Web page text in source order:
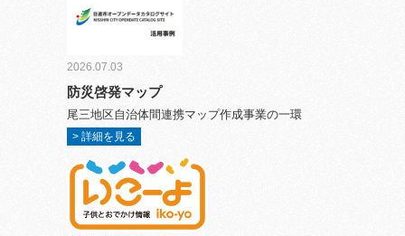
2026.07.03
防災啓発マップ
尾三地区自治体間連携マップ作成事業の一環
> 詳細を見る